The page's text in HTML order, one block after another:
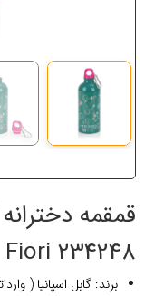
قمقمه
234248 Fiori
برند: گابل اسپانیا (